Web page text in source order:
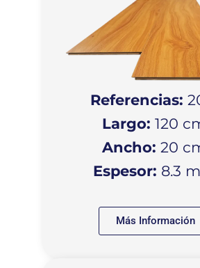
Referencias:
Largo: 120
Ancho: 20
Espesor: 8.3
Más Información